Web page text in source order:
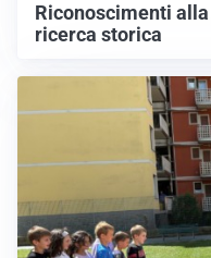
Riconoscimenti
ricerca storica